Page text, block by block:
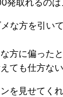
取れるのは
な方を引い
方に偏った
ても仕方な
を見せてくれ